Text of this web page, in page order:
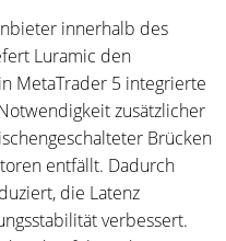
innerhalb des
Luramic den
MetaTrader 5 integrierte
zusätzlicher
Brücken
entfällt. Dadurch
die Latenz
verbessert.